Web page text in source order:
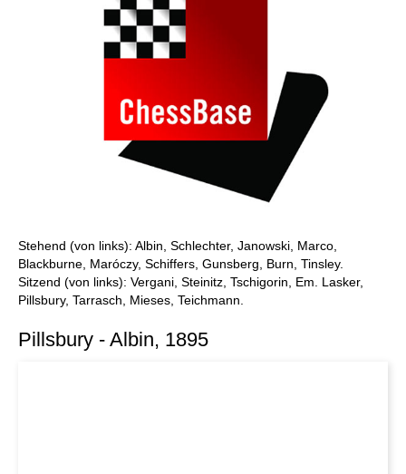
Stehend (von links): Albin, Schlechter, Janowski, Marco,
Blackburne, Maróczy, Schiffers, Gunsberg, Burn, Tinsley.
Sitzend (von links): Vergani, Steinitz, Tschigorin, Em. Lasker,
Pillsbury, Tarrasch, Mieses, Teichmann.
Pillsbury - Albin, 1895